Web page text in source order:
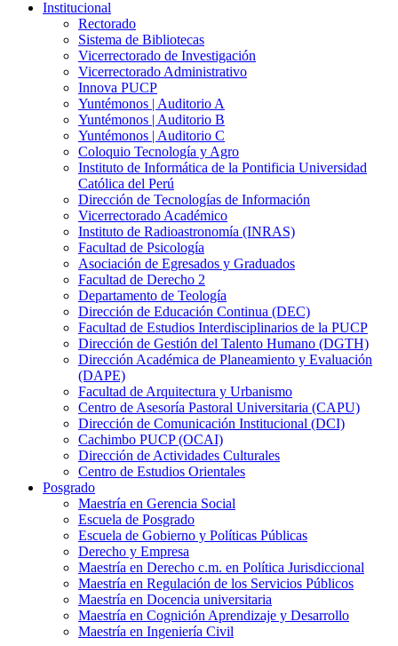
Institucional
Rectorado
Sistema de Bibliotecas
Vicerrectorado de Investigación
Vicerrectorado Administrativo
Innova PUCP
Yuntémonos | Auditorio A
Yuntémonos | Auditorio B
Yuntémonos | Auditorio C
Coloquio Tecnología y Agro
Instituto de Informática de la Pontificia Universidad
Católica del Perú
Dirección de Tecnologías de Información
Vicerrectorado Académico
Instituto de Radioastronomía (INRAS)
Facultad de Psicología
Asociación de Egresados y Graduados
Facultad de Derecho 2
Departamento de Teología
Dirección de Educación Continua (DEC)
Facultad de Estudios Interdisciplinarios de la PUCP
Dirección de Gestión del Talento Humano (DGTH)
Dirección Académica de Planeamiento y Evaluación
(DAPE)
Facultad de Arquitectura y Urbanismo
Centro de Asesoría Pastoral Universitaria (CAPU)
Dirección de Comunicación Institucional (DCI)
Cachimbo PUCP (OCAI)
Dirección de Actividades Culturales
Centro de Estudios Orientales
Posgrado
Maestría en Gerencia Social
Escuela de Posgrado
Escuela de Gobierno y Políticas Públicas
Derecho y Empresa
Maestría en Derecho c.m. en Política Jurisdiccional
Maestría en Regulación de los Servicios Públicos
Maestría en Docencia universitaria
Maestría en Cognición Aprendizaje y Desarrollo
Maestría en Ingeniería Civil